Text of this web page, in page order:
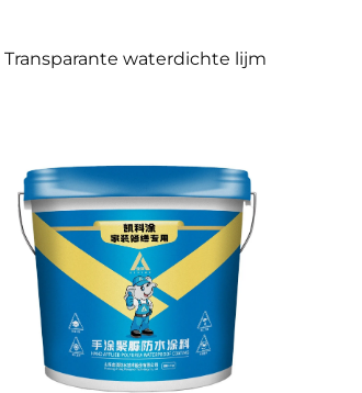
Transparante waterdichte lijm